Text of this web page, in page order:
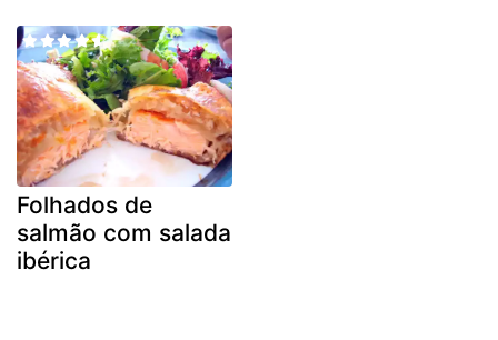
Folhados de
salmão com salada
ibérica